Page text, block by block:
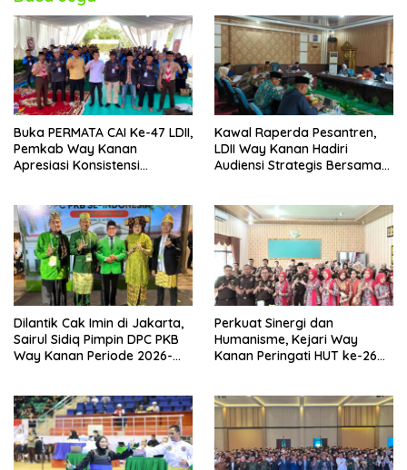
Buka PERMATA CAI Ke-47 LDII,
Pemkab Way Kanan
Apresiasi Konsistensi
Kawal Raperda Pesantren,
LDII Way Kanan Hadiri
Audiensi Strategis Bersama
Dilantik Cak Imin di Jakarta,
Sairul Sidiq Pimpin DPC PKB
Way Kanan Periode 2026-
Perkuat Sinergi dan
Humanisme, Kejari Way
Kanan Peringati HUT ke-26